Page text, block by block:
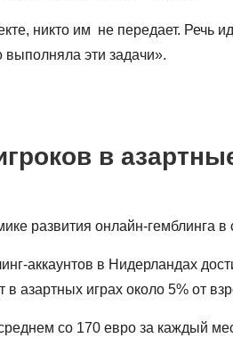
никто им не передает. Речь
эти задачи».
в
развития онлайн-гемблинга
аккаунтов в Нидерландах
азартных играх около 5% от
со 170 евро за каждый